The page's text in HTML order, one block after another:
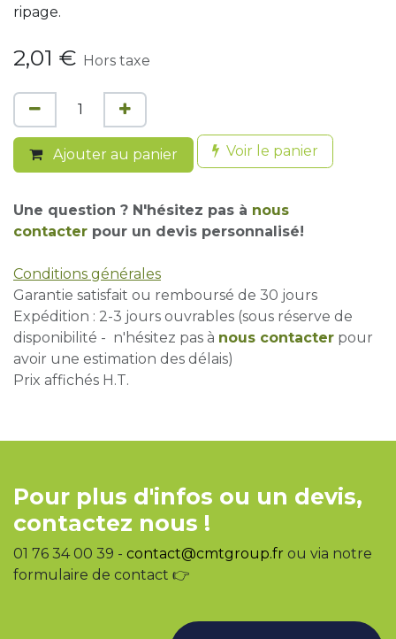
ripage.
2,01 € Hors taxe
Ajouter au panier Voir le panier
Une question ? N'hésitez pas à nous
contacter pour un devis personnalisé!
Conditions générales
Garantie satisfait ou remboursé de 30 jours
Expédition : 2-3 jours ouvrables (sous réserve de
disponibilité - n'hésitez pas à nous contacter pour
avoir une estimation des délais)
Prix affichés H.T.
Pour plus d'infos ou un devis,
contactez nous !
01 76 34 00 39 - contact@cmtgroup.fr ou via notre
formulaire de contact 👉